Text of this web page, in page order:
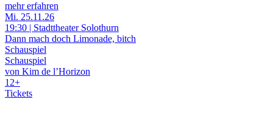
mehr erfahren
Mi. 25.11.26
19:30 | Stadttheater Solothurn
Dann mach doch Limonade, bitch
Schauspiel
Schauspiel
von Kim de l’Horizon
12+
Tickets